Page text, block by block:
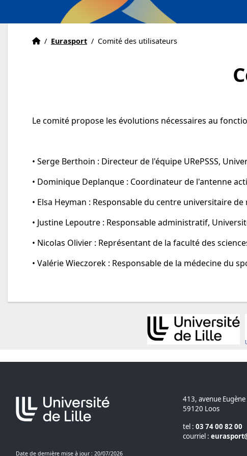
Accueil Eurasport
Accueil
/ Eurasport / Comité des utilisateurs
Le comité propose les évolutions nécessaires au
• Serge Berthoin : Directeur de l'équipe URePSSS,
• Dominique Deplanque : Coordinateur de l'antenne
• Elsa Heyman : Responsable du centre universitaire
• Justine Lepoutre : Responsable administratif,
• Nicolas Olivier : Représentant de la faculté des
• Valérie Wieczorek : Responsable de la médecine du
Date de dernière mise à jour : 20/07/2026
413, avenue Eugène
59120 Loos
tel : 03 74 00 82 00
courriel : eurasport